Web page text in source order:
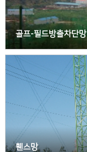
골프-필드방출차단망
휀스망